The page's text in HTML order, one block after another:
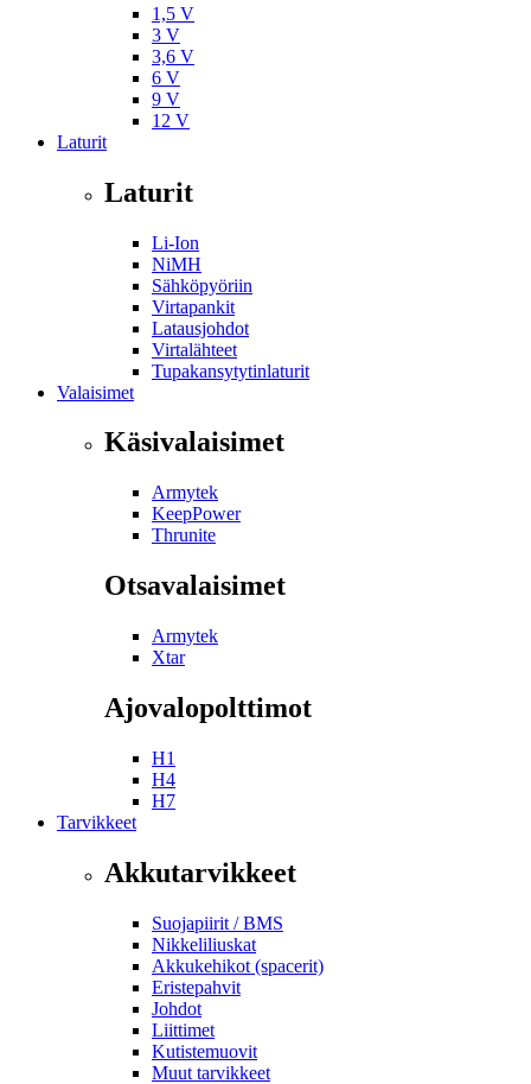
1,5 V
3 V
3,6 V
6 V
9 V
12 V
Laturit
Laturit
Li-Ion
NiMH
Sähköpyöriin
Virtapankit
Latausjohdot
Virtalähteet
Tupakansytytinlaturit
Valaisimet
Käsivalaisimet
Armytek
KeepPower
Thrunite
Otsavalaisimet
Armytek
Xtar
Ajovalopolttimot
H1
H4
H7
Tarvikkeet
Akkutarvikkeet
Suojapiirit / BMS
Nikkeliliuskat
Akkukehikot (spacerit)
Eristepahvit
Johdot
Liittimet
Kutistemuovit
Muut tarvikkeet